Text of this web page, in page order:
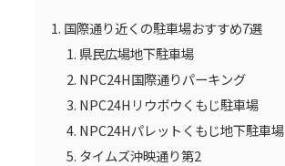
国際通り近くの駐車場おすすめ7選
県民広場地下駐車場
NPC24H国際通りパーキング
NPC24Hリウボウくもじ駐車場
NPC24Hパレットくもじ地下駐車場
タイムズ沖映通り第2